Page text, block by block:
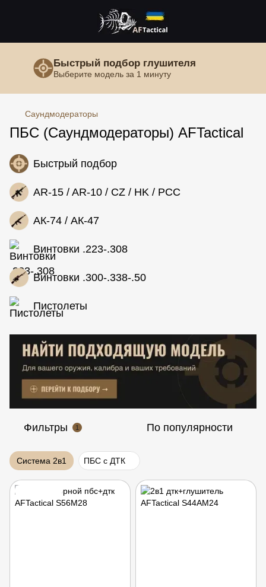
Быстрый подбор глушителя
Выберите модель за 1 минуту
Саундмодераторы
ПБС (Саундмодераторы) AFTactical
Быстрый подбор
AR-15 / AR-10 / CZ / HK / PCC
АК-74 / АК-47
Винтовки .223-.308
Винтовки .300-.338-.50
Пистолеты
Фильтры 1 По популярности
Система 2в1 ПБС с ДТК